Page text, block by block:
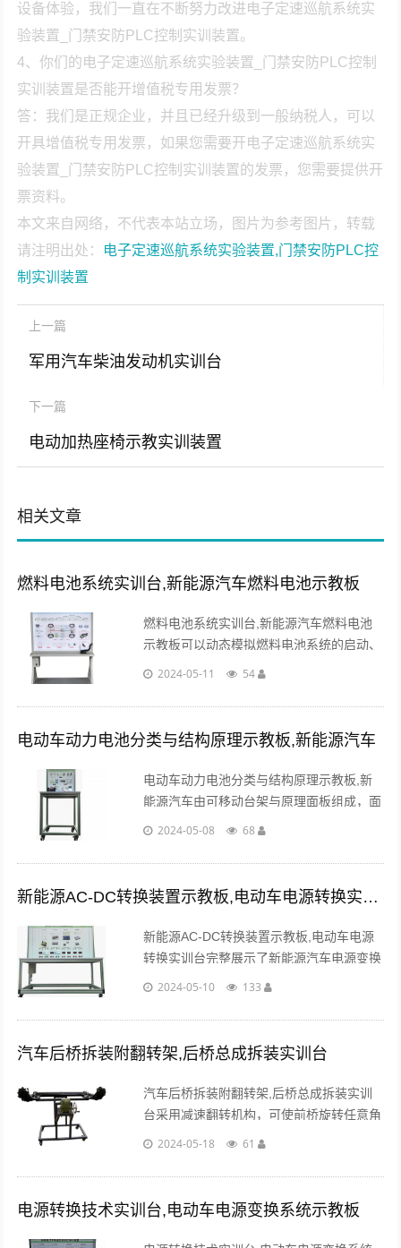
设备体验，我们一直在不断努力改进电子定速巡航系统实
验装置_门禁安防PLC控制实训装置。
4、你们的电子定速巡航系统实验装置_门禁安防PLC控制
实训装置是否能开增值税专用发票？
答：我们是正规企业，并且已经升级到一般纳税人，可以
开具增值税专用发票，如果您需要开电子定速巡航系统实
验装置_门禁安防PLC控制实训装置的发票，您需要提供开
票资料。
本文来自网络，不代表本站立场，图片为参考图片，转载
请注明出处： 电子定速巡航系统实验装置,门禁安防PLC控
制实训装置
上一篇
军用汽车柴油发动机实训台
下一篇
电动加热座椅示教实训装置
相关文章
燃料电池系统实训台,新能源汽车燃料电池示教板
燃料电池系统实训台,新能源汽车燃料电池
示教板可以动态模拟燃料电池系统的启动、
低速行驶、一般行驶、全速行驶、减速行驶
机的运行状态。...
2024-05-11 54
电动车动力电池分类与结构原理示教板,新能源汽车
电动车动力电池分类与结构原理示教板,新
能源汽车由可移动台架与原理面板组成，面
板立放，绘制三维立体解剖结构图，介绍电
2024-05-08 68
新能源AC-DC转换装置示教板,电动车电源转换实训台
新能源AC-DC转换装置示教板,电动车电源
转换实训台完整展示了新能源汽车电源变换
系统，可以能搭接DC-AC、AC-DC、升
逻辑。...
2024-05-10 133
汽车后桥拆装附翻转架,后桥总成拆装实训台
汽车后桥拆装附翻转架,后桥总成拆装实训
台采用减速翻转机构，可使前桥旋转任意角
度，并能任意位置锁止，便于学生从不同的
2024-05-18 61
电源转换技术实训台,电动车电源变换系统示教板